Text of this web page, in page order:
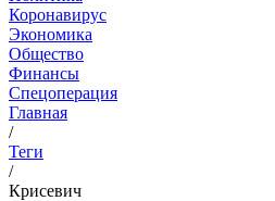
Коронавирус
Экономика
Общество
Финансы
Спецоперация
Главная
/
Теги
/
Крисевич